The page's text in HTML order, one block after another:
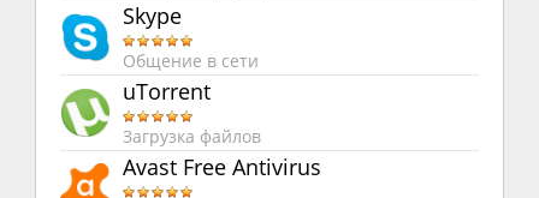
Skype
Общение в сети
uTorrent
Загрузка файлов
Avast Free Antivirus